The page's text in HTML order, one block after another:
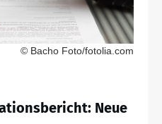
© Bacho Foto/fotolia.com
Neue